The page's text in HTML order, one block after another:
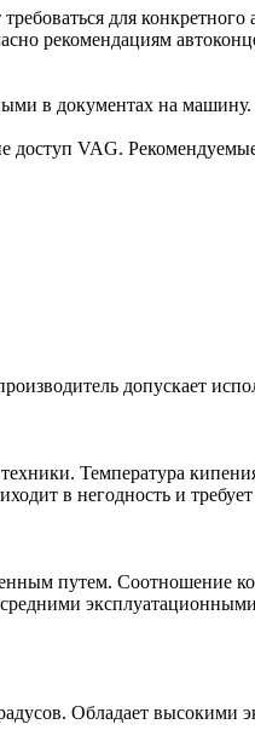
для
рекомендациям
в документах на машину.
доступ VAG.
допускает
Температура
в негодность и
путем. Соотношение
Обладает высокими